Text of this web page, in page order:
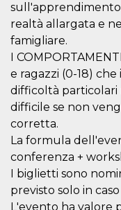
sull'apprendimento
realtà allargata e
famigliare.
I
e ragazzi (0-18)
difficoltà particolari
difficile se non
corretta.
La formula
conferenza +
I biglietti sono
previsto solo in
L'evento ha valore
CookieScriptConsent